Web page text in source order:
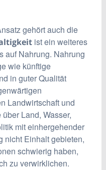
gehört auch die
ist ein weiteres
auf Nahrung. Nahrung
wie künftige
in guter Qualität
Landwirtschaft und
Land, Wasser,
mit einhergehender
nicht Einhalt gebieten,
schwierig haben,
zu verwirklichen.